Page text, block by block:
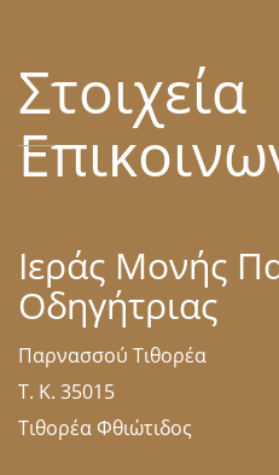
Στοιχεία
Ιεράς Μονής
Οδηγήτριας
Παρνασσού Τιθορέα
Τ. Κ. 35015
Τιθορέα Φθιώτιδος